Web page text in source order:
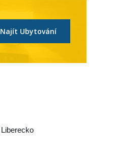
Najít Ubytování
Liberecko